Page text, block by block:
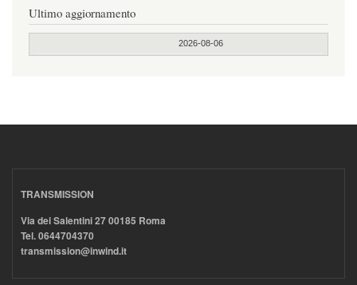
Ultimo aggiornamento
2026-08-06
TRANSMISSION
Via dei Salentini 27 00185 Roma
Tel. 0644704370
transmission@inwind.it